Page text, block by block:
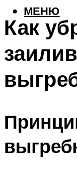
МЕНЮ
Как